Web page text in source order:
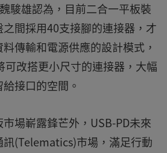
駿雄認為，目前二合一平板裝
間採用40支接腳的連接器，才
傳輸和電源供應的設計模式，
可改搭更小尺寸的連接器，大幅
接口的空間。
場嶄露鋒芒外，USB-PD未來
(Telematics)市場，滿足行動